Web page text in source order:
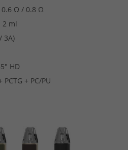
Ω / 0.8 Ω
2 ml
3A)
HD
+ PC/PU